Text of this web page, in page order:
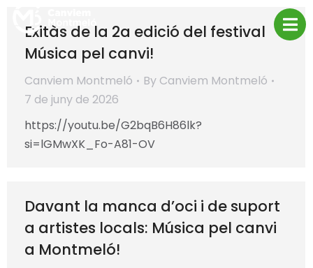
Exitàs de la 2a edició del festival
Música pel canvi!
Canviem Montmeló By Canviem Montmeló
7 de juny de 2026
https://youtu.be/G2bqB6H86lk?
si=lGMwXK_Fo-A81-OV
Davant la manca d’oci i de suport
a artistes locals: Música pel canvi
a Montmeló!